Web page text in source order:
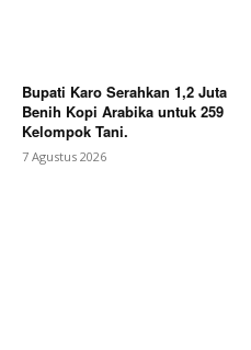
Bupati Karo Serahkan 1,2 Juta
Benih Kopi Arabika untuk 259
Kelompok Tani.
7 Agustus 2026